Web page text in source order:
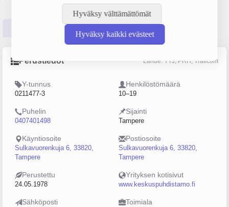
Hyväksy välttämättömät
Hyväksy kaikki evästeet
Päättäjätiedot
Perustiedot Lähde: YTJ, PRH, Traficom
Y-tunnus
0211477-3
Henkilöstömäärä
10–19
Puhelin
0407401498
Sijainti
Tampere
Käyntiosoite
Sulkavuorenkuja 6, 33820,
Tampere
Postiosoite
Sulkavuorenkuja 6, 33820,
Tampere
Perustettu
24.05.1978
Yrityksen kotisivut
www.keskuspuhdistamo.fi
Sähköposti Toimiala